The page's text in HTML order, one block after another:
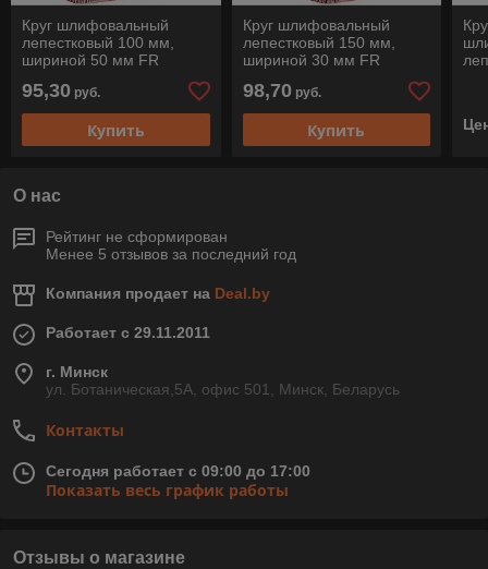
Круг шлифовальный
лепестковый 100 мм,
шириной 50 мм FR
10050/25,4 A для прямых
шлифовальных машин,
Pferd
95,30 руб.
Купить
Круг шлифовальный
лепестковый 150 мм,
шириной 30 мм FR
15030/25,4 A для прямых
шлифовальных машин,
Pferd
98,70 руб.
Купить
О нас
Рейтинг не сформирован
Менее 5 отзывов за последний год
Компания продает на Deal.by
Работает с 29.11.2011
г. Минск
ул. Ботаническая,5А, офис 501, Минск, Беларусь
Контакты
Сегодня работает с 09:00 до 17:00
Показать весь график работы
Отзывы о магазине